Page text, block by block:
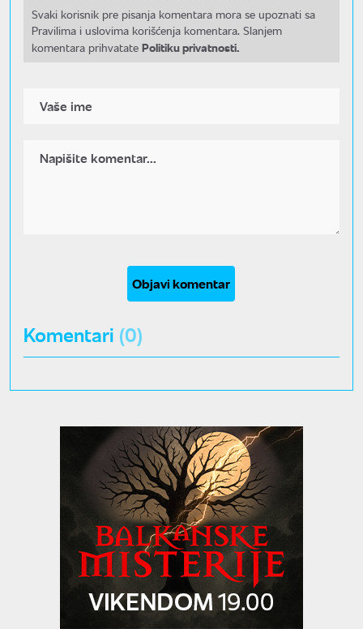
Svaki korisnik pre pisanja komentara mora se upoznati sa
Pravilima i uslovima korišćenja komentara. Slanjem
komentara prihvatate Politiku privatnosti.
Objavi komentar
Komentari (0)